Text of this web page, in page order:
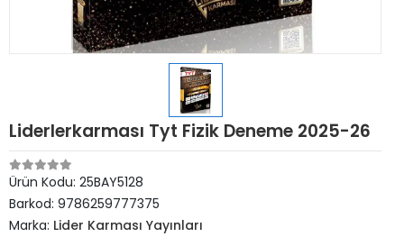
Liderlerkarması Tyt Fizik Deneme 2025-26
Ürün Kodu: 25BAY5128
Barkod: 9786259777375
Marka: Lider Karması Yayınları